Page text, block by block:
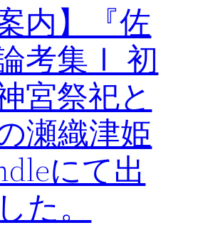
内】『佐
考集Ⅰ 初
宮祭祀と
瀬織津姫
にて出
た。